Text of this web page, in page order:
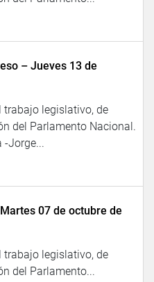
– Jueves 13 de
legislativo, de
del Parlamento Nacional.
-Jorge...
07 de octubre de
legislativo, de
del Parlamento...